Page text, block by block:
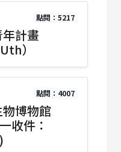
點閱：5217
年計畫
）
點閱：4007
物博物館
收件：